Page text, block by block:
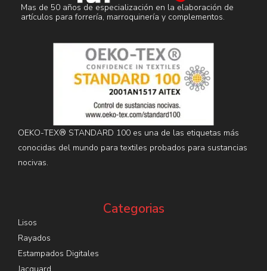
Mas de 50 años de especialización en la elaboración de
artículos para forrería, marroquinería y complementos.
OEKO-TEX® STANDARD 100 es una de las etiquetas más
conocidas del mundo para textiles probados para sustancias
nocivas.
Categorias
Lisos
Rayados
Estampados Digitales